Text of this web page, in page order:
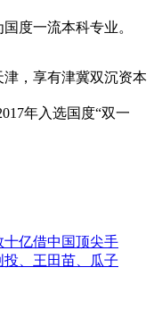
度一流本科专业。
，享有津冀双沉资本
年入选国度“双一
十亿借中国顶尖手
、王田苗、瓜子